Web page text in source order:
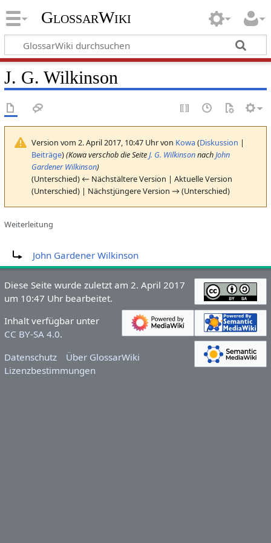
GlossarWiki
J. G. Wilkinson
Version vom 2. April 2017, 10:47 Uhr von Kowa(Diskussion |
Beiträge)(Kowa verschob die SeiteJ. G. WilkinsonnachJohn
Gardener Wilkinson)
(Unterschied) ← Nächstältere Version | Aktuelle Version
(Unterschied) | Nächstjüngere Version → (Unterschied)
Weiterleitung
John Gardener Wilkinson
Diese Seite wurde zuletzt am 2. April 2017
um 10:47 Uhr bearbeitet.
Inhalt verfügbar unter
CC BY-SA 4.0.
Datenschutz
Über GlossarWiki
Lizenzbestimmungen